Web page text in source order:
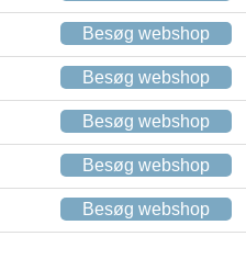
Besøg webshop
Besøg webshop
Besøg webshop
Besøg webshop
Besøg webshop